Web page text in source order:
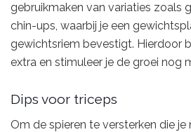
gebruikmaken van variaties zoals
chin-ups, waarbij je een
gewichtsriem bevestigt. Hierdoor
extra en stimuleer je de groei nog
Dips voor triceps
Om de spieren te versterken die